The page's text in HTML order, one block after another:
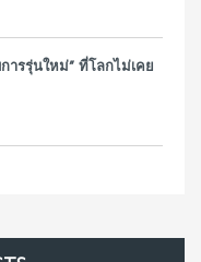
ารรุ่นใหม่” ที่โลกไม่เคย